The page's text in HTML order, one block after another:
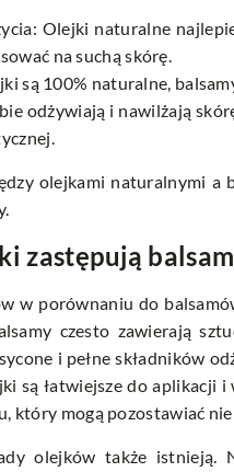
Olejki naturalne
na suchą skórę.
są 100% naturalne,
odżywiają i nawilżają
olejkami naturalnymi a
zastępują
w porównaniu do
czesto zawierają
i pełne składników
są łatwiejsze do aplikacji i
który mogą pozostawiać
olejków także istnieją.